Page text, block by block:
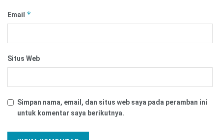
Email *
Situs Web
Simpan nama, email, dan situs web saya pada peramban ini
untuk komentar saya berikutnya.